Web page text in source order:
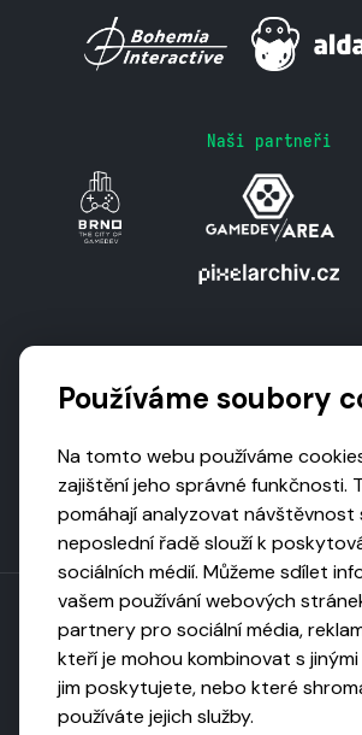
Naši partneři
Toto dílo podléhá licenci CC
Uveďte původ, neužívejte komerčně,
Používáme soubory
Na tomto webu používáme
zajištění jeho správné funkčnosti.
pomáhají analyzovat návštěvnost
neposlední řadě slouží k
sociálních médií. Můžeme sdílet
vašem používání webových
partnery pro sociální média,
kteří je mohou kombinovat s
jim poskytujete, nebo které
používáte jejich služby.